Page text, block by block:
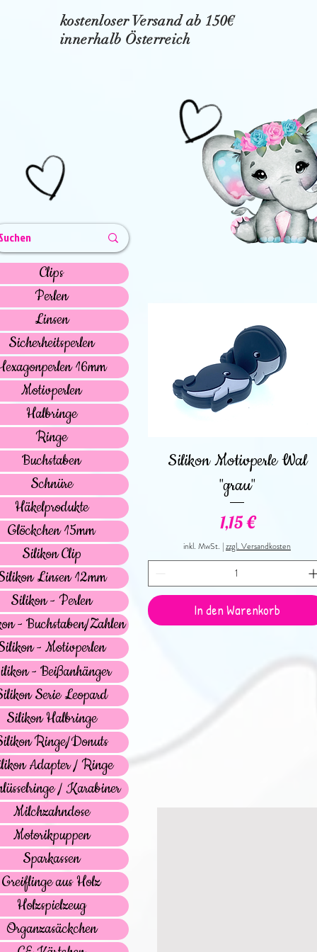
kostenloser Versand ab 150€
innerhalb Österreich
Schnellansicht
Silikon Motivperle Wal
"grau"
Preis
1,15 €
inkl. MwSt. |zzgl. Versandkosten
In den Warenkorb
Clips
Perlen
Linsen
Sicherheitsperlen
16mm
Motivperlen
Halbringe
Ringe
Buchstaben
Schnüre
Häkelprodukte
Glöckchen 15mm
Silikon Clip
Linsen 12mm
Silikon - Perlen
- Buchstaben/Zahlen
- Motivperlen
- Beißanhänger
Serie Leopard
Silikon Halbringe
Ringe/Donuts
Adapter / Ringe
/ Karabiner
Milchzahndose
Motorikpuppen
Sparkassen
Greiflinge aus Holz
Holzspielzeug
Organzasäckchen